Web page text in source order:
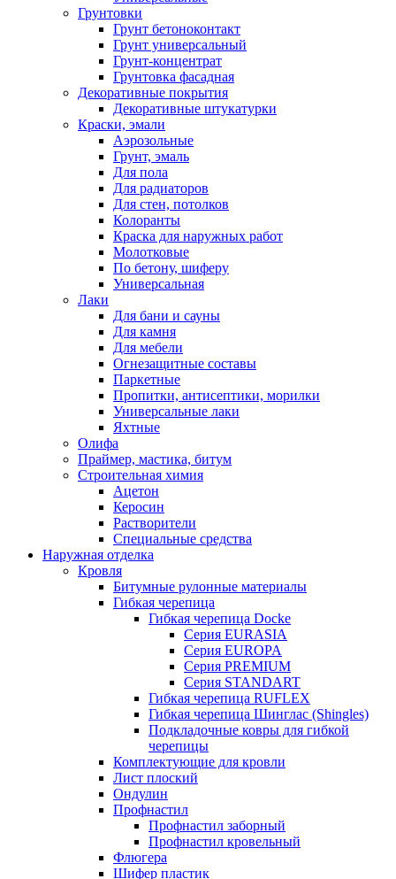
Грунтовки
Грунт бетоноконтакт
Грунт универсальный
Грунт-концентрат
Грунтовка фасадная
Декоративные покрытия
Декоративные штукатурки
Краски, эмали
Аэрозольные
Грунт, эмаль
Для пола
Для радиаторов
Для стен, потолков
Колоранты
Краска для наружных работ
Молотковые
По бетону, шиферу
Универсальная
Лаки
Для бани и сауны
Для камня
Для мебели
Огнезащитные составы
Паркетные
Пропитки, антисептики, морилки
Универсальные лаки
Яхтные
Олифа
Праймер, мастика, битум
Строительная химия
Ацетон
Керосин
Растворители
Специальные средства
Наружная отделка
Кровля
Битумные рулонные материалы
Гибкая черепица
Гибкая черепица Docke
Серия EURASIA
Серия EUROPA
Серия PREMIUM
Серия STANDART
Гибкая черепица RUFLEX
Гибкая черепица Шинглас (Shingles)
Подкладочные ковры для гибкой
черепицы
Комплектующие для кровли
Лист плоский
Ондулин
Профнастил
Профнастил заборный
Профнастил кровельный
Флюгера
Шифер пластик